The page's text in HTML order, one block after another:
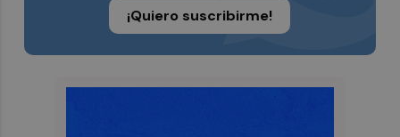
¡Quiero suscribirme!